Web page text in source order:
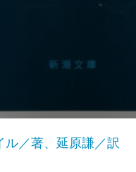
ル／著、延原謙／訳